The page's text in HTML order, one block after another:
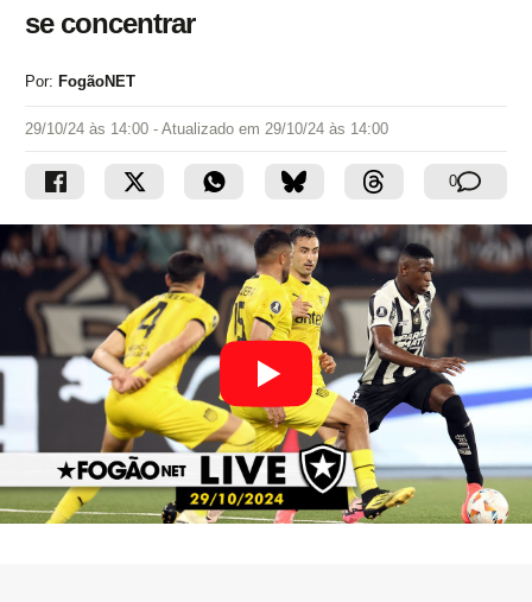
se concentrar
Por: FogãoNET
29/10/24 às 14:00 - Atualizado em 29/10/24 às 14:00
0